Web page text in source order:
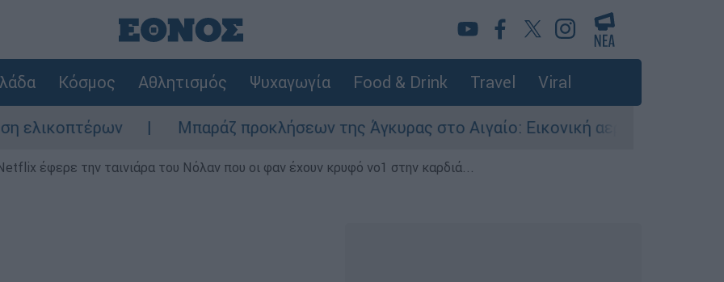
Κόσμος Αθλητισμός Ψυχαγωγία Food & Drink Travel Viral
Μπαράζ προκλήσεων της Άγκυρας στο Αιγαίο: Εικονική αερομαχία ανάμεσα σε
έφερε την ταινιάρα του Νόλαν που οι φαν έχουν κρυφό νο1 στην καρδιά...